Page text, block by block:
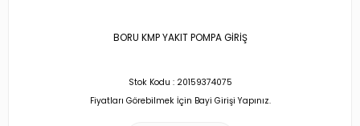
BORU KMP YAKIT POMPA GİRİŞ
Stok Kodu : 20159374075
Fiyatları Görebilmek İçin Bayi Girişi Yapınız.